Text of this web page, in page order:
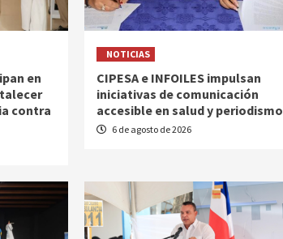
en
contra
NOTICIAS
CIPESA e INFOILES impulsan
iniciativas de comunicación
accesible en salud y periodismo
6 de agosto de 2026